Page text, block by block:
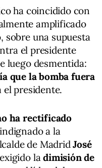
ha coincidido con
amplificado
sobre una supuesta
el presidente
luego desmentida:
que la bomba fuera
el presidente.
ha rectificado
a la
de MadridJosé
ladimisión de